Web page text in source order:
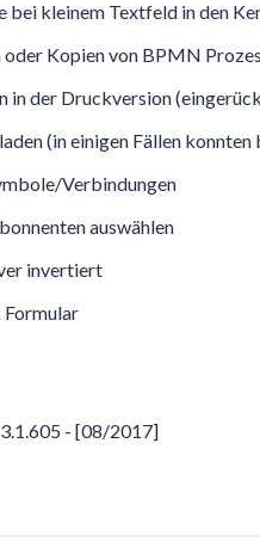
kleinem Textfeld in den
Kopien von BPMN
in der Druckversion
(in einigen Fällen
Verbindungen
auswählen
invertiert
- [08/2017]